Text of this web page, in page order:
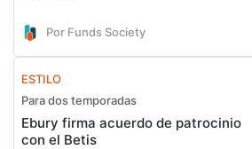
Por Funds Society
ESTILO
Para dos temporadas
Ebury firma acuerdo de patrocinio
con el Betis